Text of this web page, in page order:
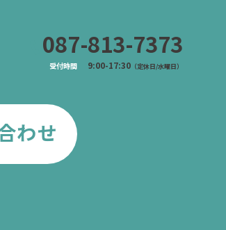
087-813-7373
受付時間 9:00-17:30 （定休日/水曜日）
わせ